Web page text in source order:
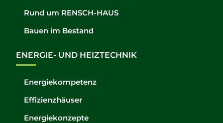
Rund um RENSCH-HAUS
Bauen im Bestand
ENERGIE- UND HEIZTECHNIK
Energiekompetenz
Effizienzhäuser
Energiekonzepte